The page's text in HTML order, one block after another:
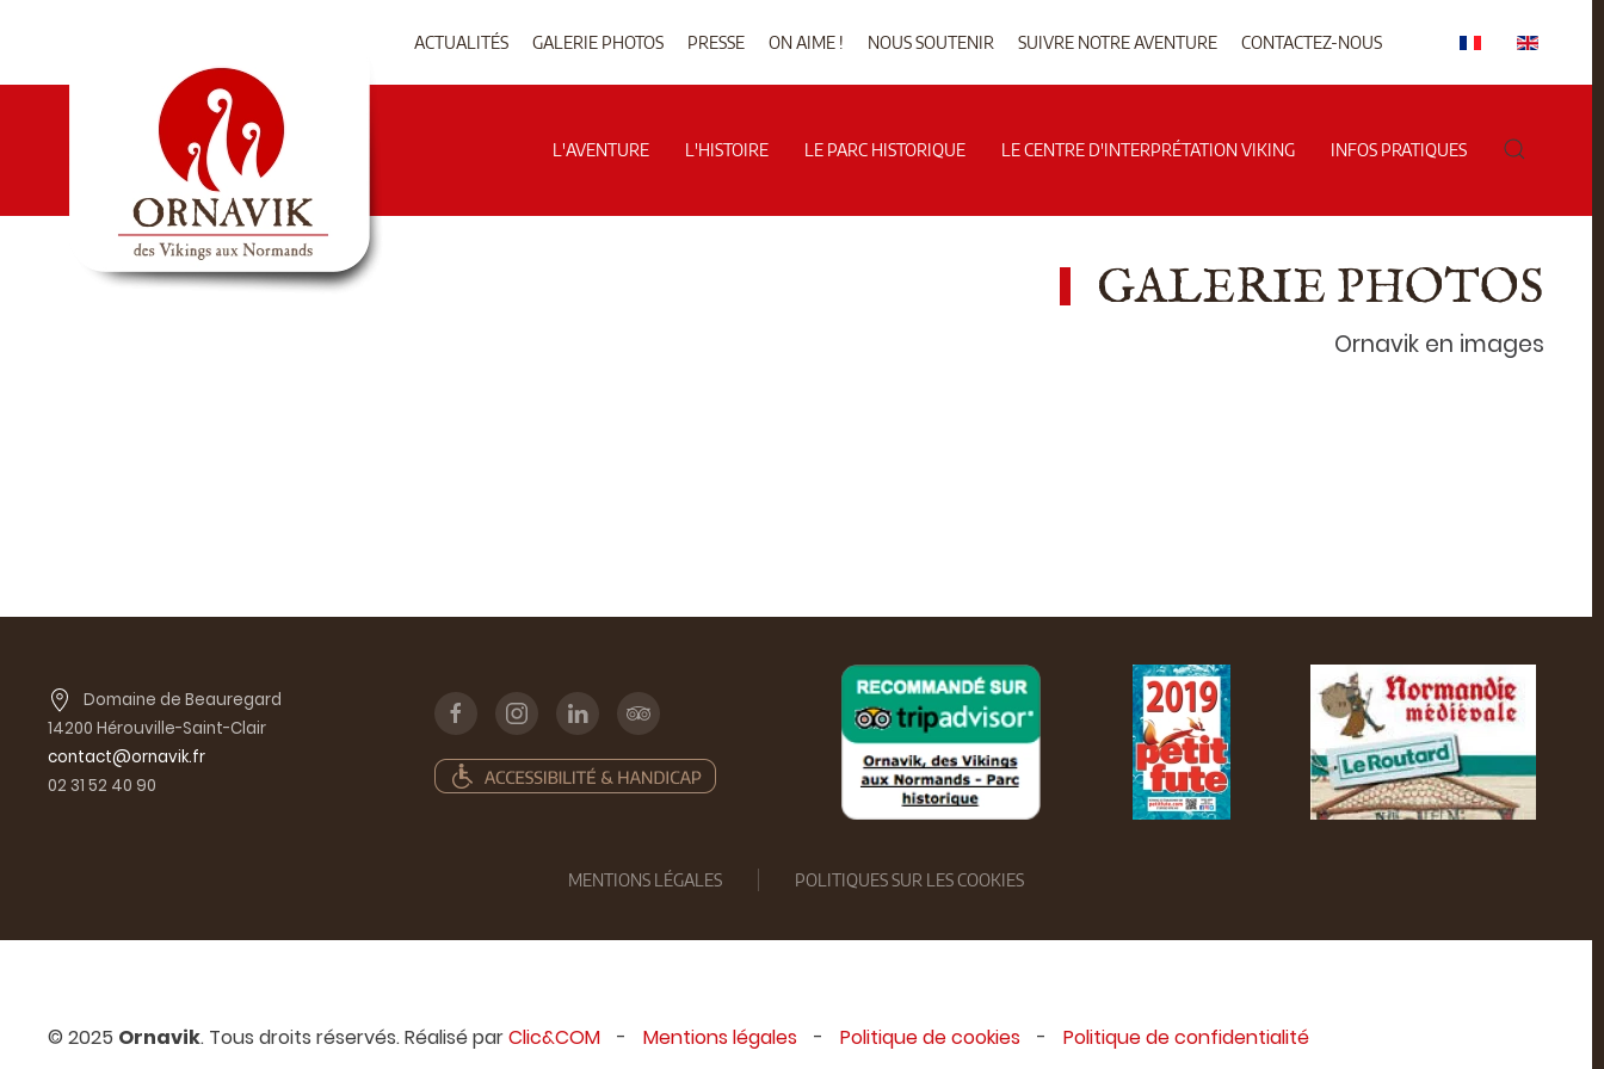
ACTUALITÉS GALERIE PHOTOS PRESSE ON AIME ! NOUS SOUTENIR SUIVRE NOTRE AVENTURE CONTACTEZ-NOUS
L'AVENTURE L'HISTOIRE LE PARC HISTORIQUE LE CENTRE D'INTERPRÉTATION VIKING INFOS PRATIQUES
GALERIE PHOTOS
Ornavik en images
Domaine de Beauregard
14200 Hérouville-Saint-Clair
contact@ornavik.fr
02 31 52 40 90
MENTIONS LÉGALES POLITIQUES SUR LES COOKIES
© 2025 Ornavik. Tous droits réservés. Réalisé parClic&COM - Mentions légales - Politique de cookies - Politique de confidentialité